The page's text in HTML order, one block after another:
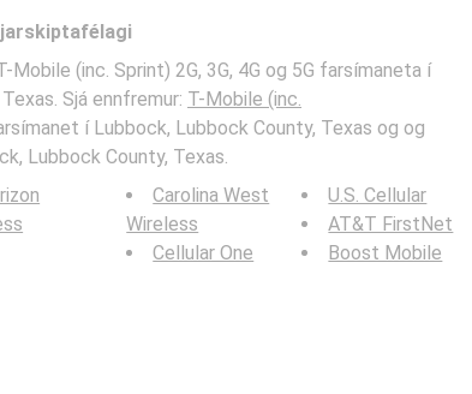
(inc. Sprint) 2G, 3G, 4G og 5G farsímaneta í
Sjá ennfremur: T-Mobile (inc.
í Lubbock, Lubbock County, Texas og og
Lubbock County, Texas.
Carolina West
Wireless
Cellular One
U.S. Cellular
AT&T FirstNet
Boost Mobile